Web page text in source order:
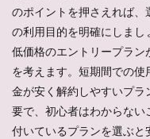
のポイントを押さえれば
の利用目的を明確にしま
低価格のエントリープラ
を考えます。短期間での
金が安く解約しやすいプ
要で、初心者はわからな
付いているプランを選ぶ